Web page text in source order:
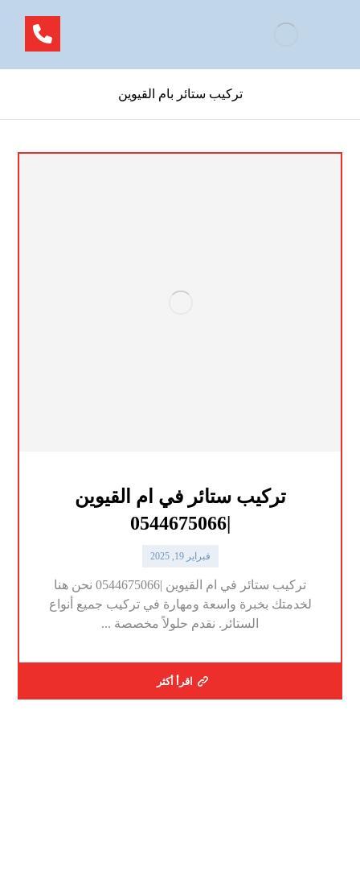
تركيب ستائر بام القيوين
تركيب ستائر في ام القيوين
|0544675066
فبراير 19, 2025
تركيب ستائر في ام القيوين |0544675066 نحن هنا
لخدمتك بخبرة واسعة ومهارة في تركيب جميع أنواع
الستائر. نقدم حلولاً مخصصة ...
اقرأ أكثر